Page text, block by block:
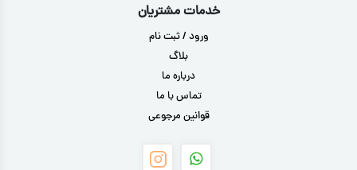
خدمات مشتریان
ورود / ثبت نام
بلاگ
درباره ما
تماس با ما
قوانین مرجوعی